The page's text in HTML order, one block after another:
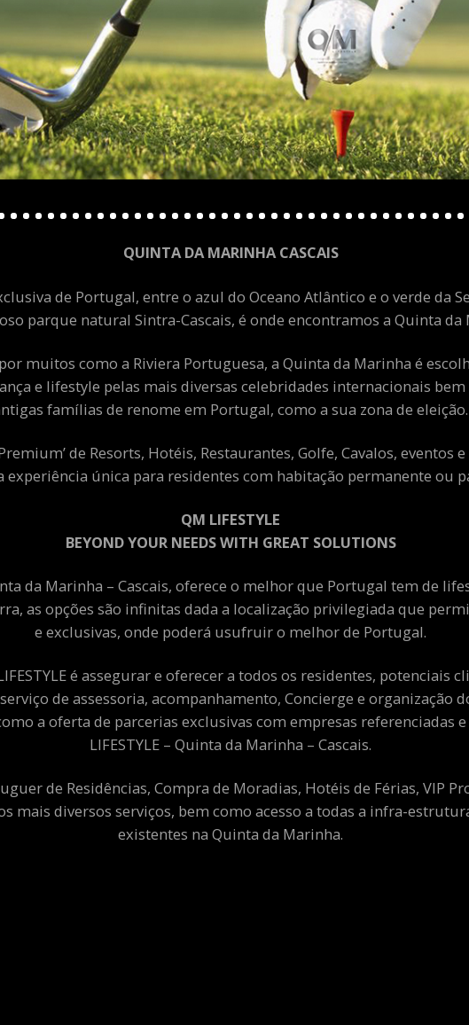
QUINTA DA MARINHA CASCAIS
de Portugal, entre o azul do Oceano Atlântico e o verde da
parque natural Sintra-Cascais, é onde encontramos a Quinta da
muitos como a Riviera Portuguesa, a Quinta da Marinha é
e lifestyle pelas mais diversas celebridades internacionais
famílias de renome em Portugal, como a sua zona de eleição.
de Resorts, Hotéis, Restaurantes, Golfe, Cavalos, eventos
experiência única para residentes com habitação permanente ou
QM LIFESTYLE
BEYOND YOUR NEEDS WITH GREAT SOLUTIONS
da Marinha – Cascais, oferece o melhor que Portugal tem de
as opções são infinitas dada a localização privilegiada que
e exclusivas, onde poderá usufruir o melhor de Portugal.
é assegurar e oferecer a todos os residentes, potenciais
de assessoria, acompanhamento, Concierge e organização
a oferta de parcerias exclusivas com empresas referenciadas
LIFESTYLE – Quinta da Marinha – Cascais.
de Residências, Compra de Moradias, Hotéis de Férias, VIP
mais diversos serviços, bem como acesso a todas a infra-
existentes na Quinta da Marinha.